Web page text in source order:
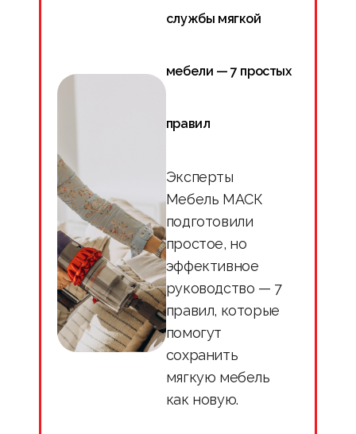
службы мягкой
мебели — 7 простых
правил
Эксперты
Мебель МАСК
подготовили
простое, но
эффективное
руководство — 7
правил, которые
помогут
сохранить
мягкую мебель
как новую.